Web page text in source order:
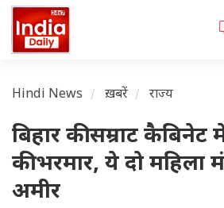
Hindi News ख़बरें राज्य
बिहार की सम्राट कैबिनेट
की भरमार, ये दो महिला
अमीर